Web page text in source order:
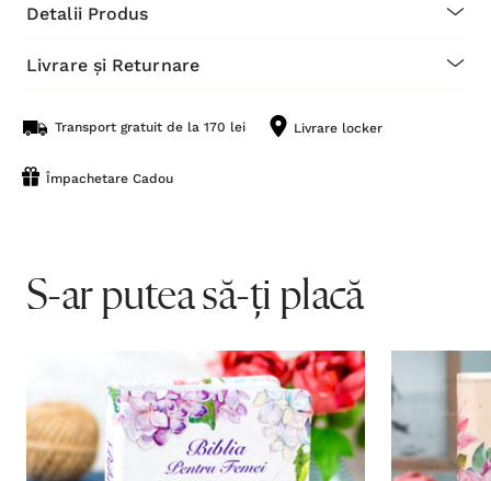
Detalii Produs
Livrare și Returnare
Transport gratuit de la 170 lei Livrare locker
Împachetare Cadou
S-ar putea să-ți placă